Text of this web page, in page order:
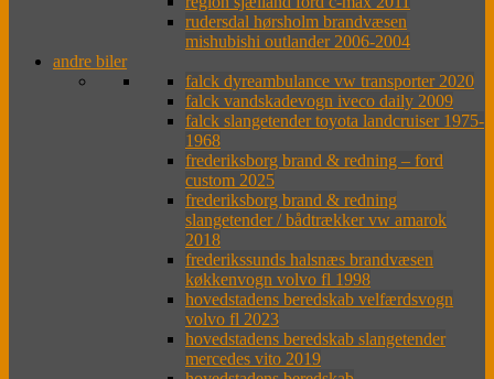
rudersdal hørsholm brandvæsen
mishubishi outlander 2006-2004
andre biler
falck dyreambulance vw transporter 2020
falck vandskadevogn iveco daily 2009
falck slangetender toyota landcruiser 1975-
1968
frederiksborg brand & redning – ford
custom 2025
frederiksborg brand & redning
slangetender / bådtrækker vw amarok
2018
frederikssunds halsnæs brandvæsen
køkkenvogn volvo fl 1998
hovedstadens beredskab velfærdsvogn
volvo fl 2023
hovedstadens beredskab slangetender
mercedes vito 2019